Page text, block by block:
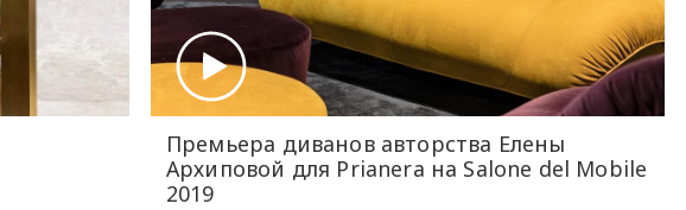
Премьера диванов авторства Елены
Архиповой для Prianera на Salone del Mobile
2019